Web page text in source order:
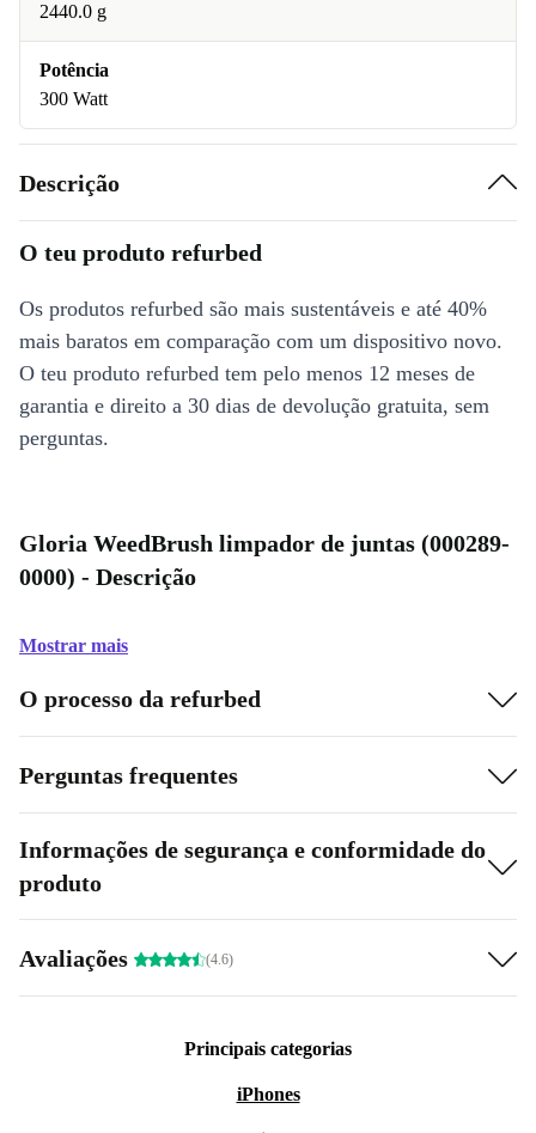
2440.0 g
Potência
300 Watt
Descrição
O teu produto refurbed
Os produtos refurbed são mais sustentáveis e até 40%
mais baratos em comparação com um dispositivo novo.
O teu produto refurbed tem pelo menos 12 meses de
garantia e direito a 30 dias de devolução gratuita, sem
perguntas.
Gloria WeedBrush limpador de juntas (000289-
0000) - Descrição
Mostrar mais
O processo da refurbed
Perguntas frequentes
Informações de segurança e conformidade do
produto
Avaliações (4.6)
Principais categorias
iPhones